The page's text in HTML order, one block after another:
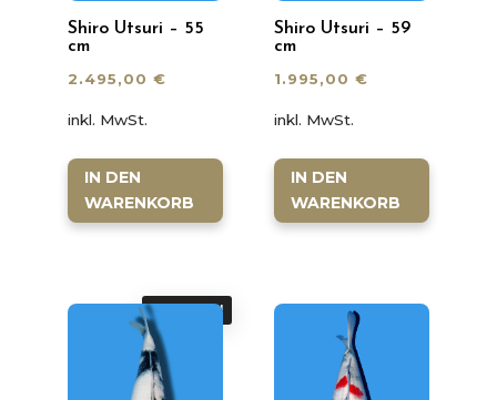
Shiro Utsuri – 55
cm
2.495,00 €
inkl. MwSt.
IN DEN
WARENKORB
Shiro Utsuri – 59
cm
1.995,00€
inkl. MwSt.
IN DEN
WARENKORB
ANGEBOT!